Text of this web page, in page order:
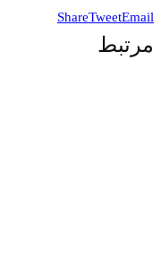
ShareTweetEmail
مرتبط